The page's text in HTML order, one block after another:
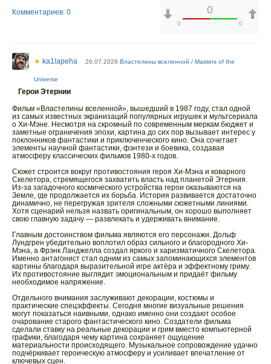
Комментариев: 0
0
0 0
★ ka1lapeha 26.07.2026 Властелины вселенной / Masters of the
Universe
Герои Этернии
Фильм «Властелины вселенной», вышедший в 1987 году, стал одной
из самых известных экранизаций популярных игрушек и мультсериала
о Хи-Мэне. Несмотря на скромный по современным меркам бюджет и
заметные ограничения эпохи, картина до сих пор вызывает интерес у
поклонников фантастики и приключенческого кино. Она сочетает
элементы научной фантастики, фэнтези и боевика, создавая
атмосферу классических фильмов 1980-х годов.
Сюжет строится вокруг противостояния героя Хи-Мэна и коварного
Скелетора, стремящегося захватить власть над планетой Этерния.
Из-за загадочного космического устройства герои оказываются на
Земле, где продолжается их борьба. История развивается достаточно
динамично, не перегружая зрителя сложными сюжетными линиями.
Хотя сценарий нельзя назвать оригинальным, он хорошо выполняет
свою главную задачу — развлекать и удерживать внимание.
Главным достоинством фильма являются его персонажи. Дольф
Лундгрен убедительно воплотил образ сильного и благородного Хи-
Мэна, а Фрэнк Ланджелла создал яркого и харизматичного Скелетора.
Именно антагонист стал одним из самых запоминающихся элементов
картины благодаря выразительной игре актёра и эффектному гриму.
Их противостояние выглядит эмоциональным и придаёт фильму
необходимое напряжение.
Отдельного внимания заслуживают декорации, костюмы и
практические спецэффекты. Сегодня многие визуальные решения
могут показаться наивными, однако именно они создают особое
очарование старого фантастического кино. Создатели фильма
сделали ставку на реальные декорации и грим вместо компьютерной
графики, благодаря чему картина сохраняет ощущение
материальности происходящего. Музыкальное сопровождение удачно
подчёркивает героическую атмосферу и усиливает впечатление от
ключевых сцен.